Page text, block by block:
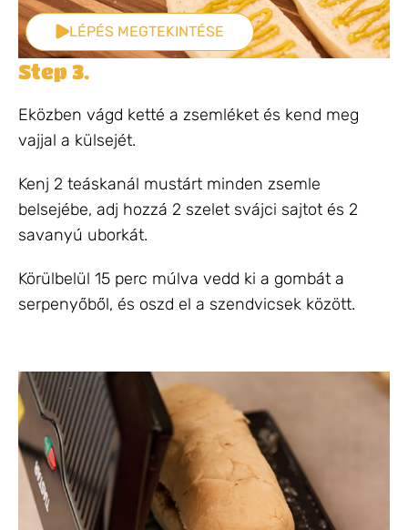
LÉPÉS MEGTEKINTÉSE
Step 3.
Eközben vágd ketté a zsemléket és kend meg
vajjal a külsejét.
Kenj 2 teáskanál mustárt minden zsemle
belsejébe, adj hozzá 2 szelet svájci sajtot és 2
savanyú uborkát.
Körülbelül 15 perc múlva vedd ki a gombát a
serpenyőből, és oszd el a szendvicsek között.